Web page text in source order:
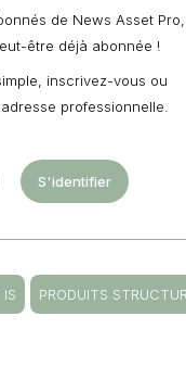
de News Asset Pro,
être déjà abonnée !
inscrivez-vous ou
professionnelle.
S'identifier
IS PRODUITS